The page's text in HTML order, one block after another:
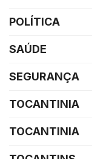
POLÍTICA
SAÚDE
SEGURANÇA
TOCANTINIA
TOCANTINIA